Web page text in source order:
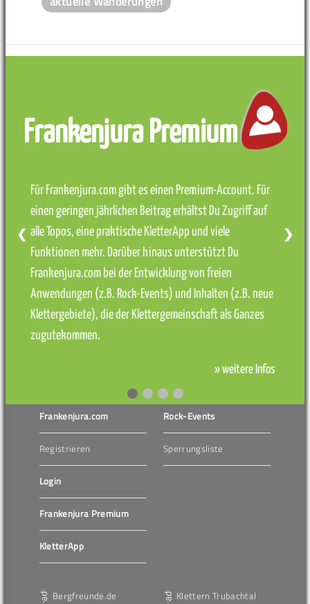
Frankenjura Premium
Für Frankenjura.com gibt es einen Premium-Account. Für
einen geringen jährlichen Beitrag erhältst Du Zugriff auf
alle Topos, eine praktische KletterApp und viele
Funktionen mehr. Darüber hinaus unterstützt Du
Frankenjura.com bei der Entwicklung von freien
Anwendungen (z.B. Rock-Events) und Inhalten (z.B. neue
Klettergebiete), die der Klettergemeinschaft als Ganzes
zugutekommen.
» weitere Infos
❮ ❯
Frankenjura.com
Registrieren
Login
Frankenjura Premium
KletterApp
Rock-Events
Sperrungsliste
Bergfreunde.de Klettern Trubachtal